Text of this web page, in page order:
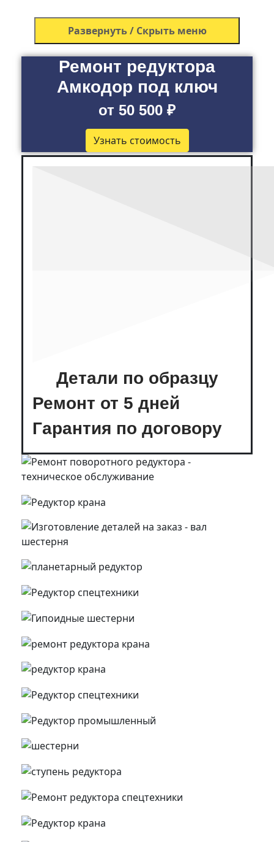
Развернуть / Скрыть меню
Ремонт редуктора
Амкодор под ключ
от 50 500 ₽
Узнать стоимость
Детали по образцу
Ремонт от 5 дней
Гарантия по договору